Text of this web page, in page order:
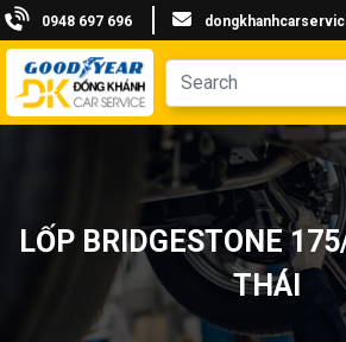
0948 697 696
LỐP BRIDGESTONE
THÁI